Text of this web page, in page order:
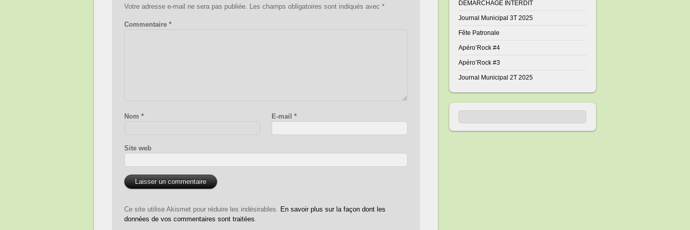
Votre adresse e-mail ne sera pas publiée. Les champs obligatoires sont indiqués avec *
Commentaire *
Nom * E-mail*
Site web
Ce site utilise Akismet pour réduire les indésirables. En savoir plus sur la façon dont les
données de vos commentaires sont traitées.
DÉMARCHAGE INTERDIT
Journal Municipal 3T 2025
Fête Patronale
Apéro’Rock #4
Apéro’Rock #3
Journal Municipal 2T 2025